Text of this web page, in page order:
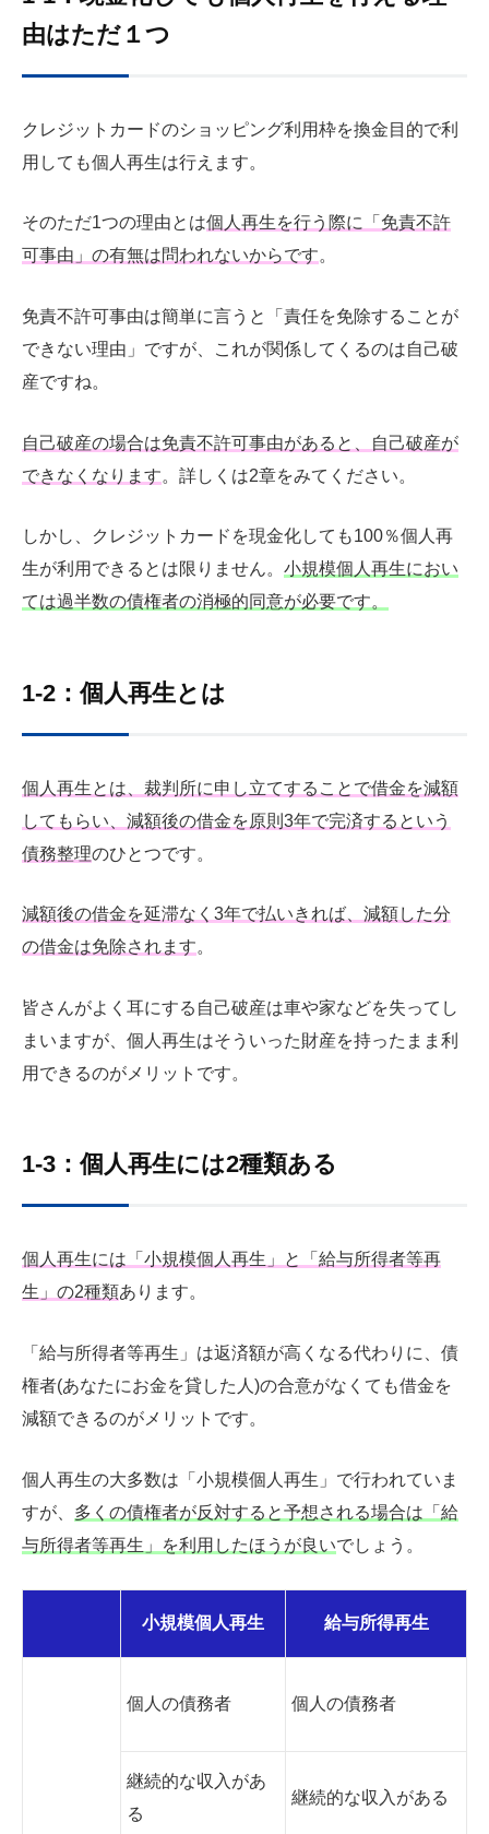
由はただ１つ
クレジットカードのショッピング利用枠を換金目的で利
用しても個人再生は行えます。
そのただ1つの理由とは個人再生を行う際に「免責不許
可事由」の有無は問われないからです。
免責不許可事由は簡単に言うと「責任を免除することが
できない理由」ですが、これが関係してくるのは自己破
産ですね。
自己破産の場合は免責不許可事由があると、自己破産が
できなくなります。詳しくは2章をみてください。
しかし、クレジットカードを現金化しても100％個人再
生が利用できるとは限りません。 小規模個人再生におい
ては過半数の債権者の消極的同意が必要です。
1-2：個人再生とは
個人再生とは、裁判所に申し立てすることで借金を減額
してもらい、減額後の借金を原則3年で完済するという
債務整理のひとつです。
減額後の借金を延滞なく3年で払いきれば、減額した分
の借金は免除されます。
皆さんがよく耳にする自己破産は車や家などを失ってし
まいますが、個人再生はそういった財産を持ったまま利
用できるのがメリットです。
1-3：個人再生には2種類ある
個人再生には「小規模個人再生」と「給与所得者等再
生」の2種類あります。
「給与所得者等再生」は返済額が高くなる代わりに、債
権者(あなたにお金を貸した人)の合意がなくても借金を
減額できるのがメリットです。
個人再生の大多数は「小規模個人再生」で行われていま
すが、 多くの債権者が反対すると予想される場合は「給
与所得者等再生」を利用したほうが良いでしょう。
小規模個人再生 給与所得再生
個人の債務者 個人の債務者
継続的な収入があ
る
継続的な収入がある